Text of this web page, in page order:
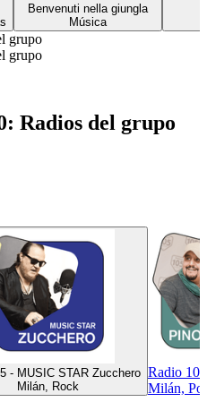
Benvenuti nella giungla
Música
grupo
grupo
Radios del grupo
- MUSIC STAR Zucchero
Milán, Rock
Radio
Milán,